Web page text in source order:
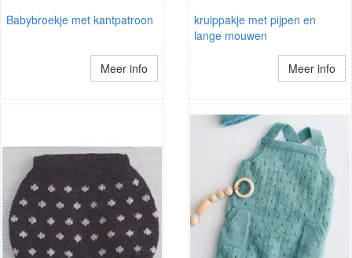
Babybroekje met kantpatroon
Meer info
kruippakje met pijpen en
lange mouwen
Meer info